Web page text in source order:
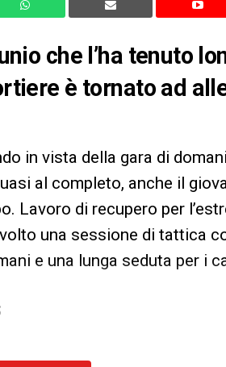
che l’ha tenuto
è tornato ad
in vista della gara di domani
al completo, anche il
Lavoro di recupero per
una sessione di tattica
e una lunga seduta per i